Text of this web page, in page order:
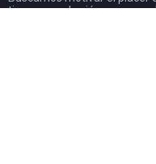
tiempo que los jóvenes